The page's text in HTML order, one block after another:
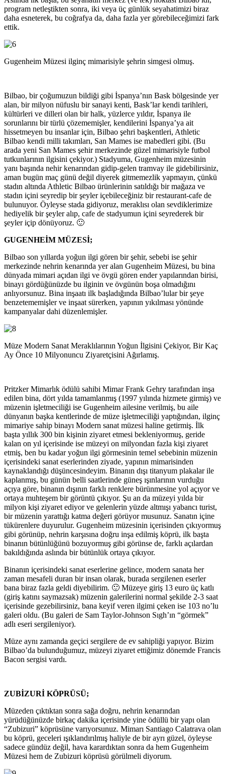
program netleştikten sonra, iki veya üç günlük seyahatimizi biraz
daha esneterek, bu coğrafya da, daha fazla yer görebileceğimizi fark
ettik.
Gugenheim Müzesi ilginç mimarisiyle şehrin simgesi olmuş.
Bilbao, bir çoğumuzun bildiği gibi İspanya’nın Bask bölgesinde yer
alan, bir milyon nüfuslu bir sanayi kenti, Bask’lar kendi tarihleri,
kültürleri ve dilleri olan bir halk, yüzlerce yıldır, İspanya ile
sorunlarını bir türlü çözememişler, kendilerini İspanya’ya ait
hissetmeyen bu insanlar için, Bilbao şehri başkentleri, Athletic
Bilbao kendi milli takımları, San Mames ise mabedleri gibi. (Bu
arada yeni San Mames şehir merkezinde güzel mimarisiyle futbol
tutkunlarının ilgisini çekiyor.) Stadyuma, Gugenheim müzesinin
yanı başında nehir kenarından gidip-gelen tramvay ile gidebilirsiniz,
aman bugün maç günü değil diyerek gitmemezlik yapmayın, çünkü
stadın altında Athletic Bilbao ürünlerinin satıldığı bir mağaza ve
stadın içini seyredip bir şeyler içebileceğiniz bir restaurant-cafe de
bulunuyor. Öyleyse stada gidiyoruz, meraklısı olan sevdiklerimize
hediyelik bir şeyler alıp, cafe de stadyumun içini seyrederek bir
şeyler içip dönüyoruz. 🙂
GUGENHEİM MÜZESİ;
Bilbao son yıllarda yoğun ilgi gören bir şehir, sebebi ise şehir
merkezinde nehrin kenarında yer alan Gugenheim Müzesi, bu bina
dünyada mimari açıdan ilgi ve övgü gören ender yapılarından birisi,
binayı gördüğünüzde bu ilginin ve övgünün boşa olmadığını
anlıyorsunuz. Bina inşaatı ilk başladığında Bilbao’lular bir şeye
benzetememişler ve inşaat sürerken, yapının yıkılması yönünde
kampanyalar dahi düzenlemişler.
Müze Modern Sanat Meraklılarının Yoğun İlgisini Çekiyor, Bir Kaç
Ay Önce 10 Milyonuncu Ziyaretçisini Ağırlamış.
Pritzker Mimarlık ödülü sahibi Mimar Frank Gehry tarafından inşa
edilen bina, dört yılda tamamlanmış (1997 yılında hizmete girmiş) ve
müzenin işletmeciliği ise Gugenheim ailesine verilmiş, bu aile
dünyanın başka kentlerinde de müze işletmeciliği yaptığından, ilginç
mimariye sahip binayı Modern sanat müzesi haline getirmiş. İlk
başta yıllık 300 bin kişinin ziyaret etmesi bekleniyormuş, geride
kalan on yıl içerisinde ise müzeyi on milyondan fazla kişi ziyaret
etmiş, ben bu kadar yoğun ilgi görmesinin temel sebebinin müzenin
içerisindeki sanat eserlerinden ziyade, yapının mimarisinden
kaynaklandığı düşüncesindeyim. Binanın dışı titanyum plakalar ile
kaplanmış, bu günün belli saatlerinde güneş ışınlarının vurduğu
açıya göre, binanın dışının farklı renklere bürünmesine yol açıyor ve
ortaya muhteşem bir görüntü çıkıyor. Şu an da müzeyi yılda bir
milyon kişi ziyaret ediyor ve gelenlerin yüzde altmışı yabancı turist,
bir müzenin yarattığı katma değeri görüyor musunuz. Sanatın içine
tükürenlere duyurulur. Gugenheim müzesinin içerisinden çıkıyormuş
gibi görünüp, nehrin karşısına doğru inşa edilmiş köprü, ilk başta
binanın bütünlüğünü bozuyormuş gibi görünse de, farklı açılardan
bakıldığında aslında bir bütünlük ortaya çıkıyor.
Binanın içerisindeki sanat eserlerine gelince, modern sanata her
zaman mesafeli duran bir insan olarak, burada sergilenen eserler
bana biraz fazla geldi diyebilirim. 🙂 Müzeye giriş 13 euro üç katlı
(giriş katını saymazsak) müzenin galerilerini normal şekilde 2-3 saat
içerisinde gezebilirsiniz, bana keyif veren ilgimi çeken ise 103 no’lu
galeri oldu. (Bu galeri de Sam Taylor-Johnson Sıgh’ın “görmek”
adlı eseri sergileniyor).
Müze aynı zamanda geçici sergilere de ev sahipliği yapıyor. Bizim
Bilbao’da bulunduğumuz, müzeyi ziyaret ettiğimiz dönemde Francis
Bacon sergisi vardı.
ZUBİZURİ KÖPRÜSÜ;
Müzeden çıktıktan sonra sağa doğru, nehrin kenarından
yürüdüğünüzde birkaç dakika içerisinde yine ödüllü bir yapı olan
“Zubizuri” köprüsüne varıyorsunuz. Mimarı Santiago Calatrava olan
bu köprü, geceleri ışıklandırılmış haliyle de bir ayrı güzel, öyleyse
sadece gündüz değil, hava karardıktan sonra da hem Gugenheim
Müzesi hem de Zubizuri köprüsü görülmeli diyorum.